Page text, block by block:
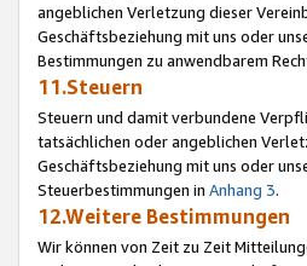
angeblichen Verletzung dieser
Geschäftsbeziehung mit uns oder
Bestimmungen zu anwendbarem
11.Steuern
Steuern und damit verbundene
tatsächlichen oder angeblichen
Geschäftsbeziehung mit uns oder
Steuerbestimmungen in Anhang 3.
12.Weitere Bestimmungen
Wir können von Zeit zu Zeit